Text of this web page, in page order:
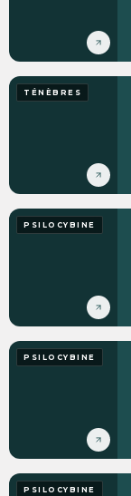
TÉNÈBRES
PSILOCYBINE
PSILOCYBINE
PSILOCYBINE